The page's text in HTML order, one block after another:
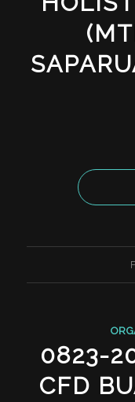
0823-
CFD